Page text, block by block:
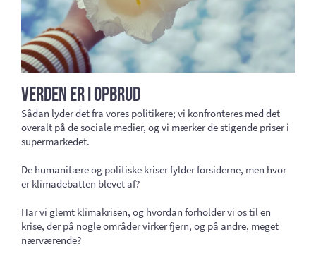
Verden er i opbrud
Sådan lyder det fra vores politikere; vi konfronteres med det
overalt på de sociale medier, og vi mærker de stigende priser i
supermarkedet.
De humanitære og politiske kriser fylder forsiderne, men hvor
er klimadebatten blevet af?
Har vi glemt klimakrisen, og hvordan forholder vi os til en
krise, der på nogle områder virker fjern, og på andre, meget
nærværende?